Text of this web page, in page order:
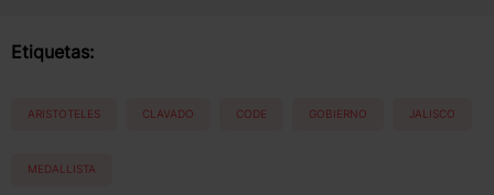
Etiquetas:
ARISTOTELES CLAVADO CODE GOBIERNO JALISCO
MEDALLISTA